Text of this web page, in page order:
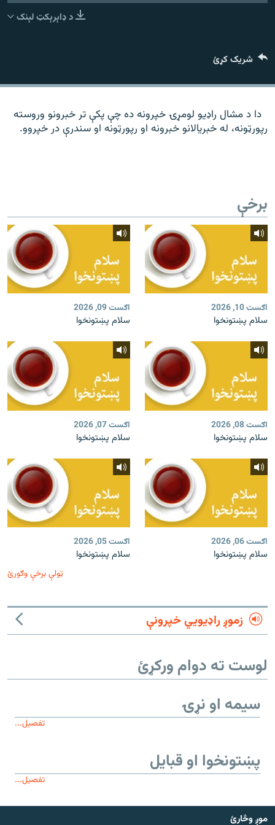
د ازادې اروپا راډیو ټولې ووبپاڼې
د ډاېرېکټ لېنک
شریک کړئ
دا د مشال راډیو لومړۍ خپرونه ده چې پکې تر خبرونو وروسته
رپورټونه، له خبریالانو خبرونه او رپورټونه او سندرې در خپروو.
برخې
اګست 10, 2026
سلام پښتونخوا
اګست 09, 2026
سلام پښتونخوا
اګست 08, 2026
سلام پښتونخوا
اګست 07, 2026
سلام پښتونخوا
اګست 06, 2026
سلام پښتونخوا
اګست 05, 2026
سلام پښتونخوا
ټولې برخې وګورئ
زموږ راډیويي خپرونې
لوست ته دوام ورکړئ
سیمه او نړۍ
تفصیل...
پښتونخوا او قبایل
تفصیل...
موږ وڅارئ